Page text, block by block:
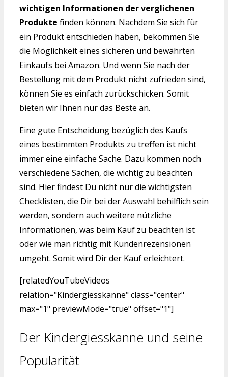
wichtigen Informationen der verglichenen
Produkte finden können. Nachdem Sie sich für
ein Produkt entschieden haben, bekommen Sie
die Möglichkeit eines sicheren und bewährten
Einkaufs bei Amazon. Und wenn Sie nach der
Bestellung mit dem Produkt nicht zufrieden sind,
können Sie es einfach zurückschicken. Somit
bieten wir Ihnen nur das Beste an.
Eine gute Entscheidung bezüglich des Kaufs
eines bestimmten Produkts zu treffen ist nicht
immer eine einfache Sache. Dazu kommen noch
verschiedene Sachen, die wichtig zu beachten
sind. Hier findest Du nicht nur die wichtigsten
Checklisten, die Dir bei der Auswahl behilflich sein
werden, sondern auch weitere nützliche
Informationen, was beim Kauf zu beachten ist
oder wie man richtig mit Kundenrezensionen
umgeht. Somit wird Dir der Kauf erleichtert.
[relatedYouTubeVideos
relation="Kindergiesskanne" class="center"
max="1" previewMode="true" offset="1"]
Der Kindergiesskanne und seine
Popularität